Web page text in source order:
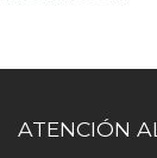
ATENCIÓN